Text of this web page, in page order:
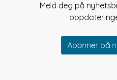
Meld deg på
Abonner på